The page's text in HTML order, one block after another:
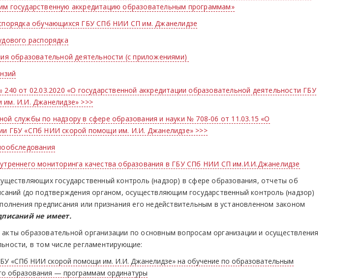
государственную аккредитацию образовательным программам»
обучающихся ГБУ СПб НИИ СП им. Джанелидзе
распорядка
образовательной деятельности (с приложениями)
от 02.03.2020 «О государственной аккредитации образовательной деятельности ГБУ
И.И. Джанелидзе» >>>
службы по надзору в сфере образования и науки № 708-06 от 11.03.15 «О
ГБУ «СПб НИИ скорой помощи им. И.И. Джанелидзе» >>>
мониторинга качества образования в ГБУ СПб НИИ СП им.И.И.Джанелидзе
государственный контроль (надзор) в сфере образования, отчеты об
(до подтверждения органом, осуществляющим государственный контроль (надзор)
предписания или признания его недействительным в установленном законом
не имеет.
образовательной организации по основным вопросам организации и осуществления
в том числе регламентирующие:
«СПб НИИ скорой помощи им. И.И. Джанелидзе» на обучение по образовательным
образования — программам ординатуры